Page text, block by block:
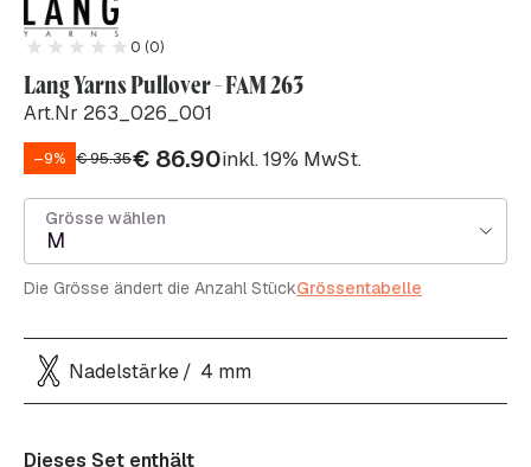
0 (0)
Lang Yarns Pullover - FAM 263
Art.Nr 263_026_001
–9% €95.35€ 86.90inkl. 19% MwSt.
Grösse wählen
M
Die Grösse ändert die Anzahl StückGrössentabelle
Nadelstärke 4 mm
Dieses Set enthält